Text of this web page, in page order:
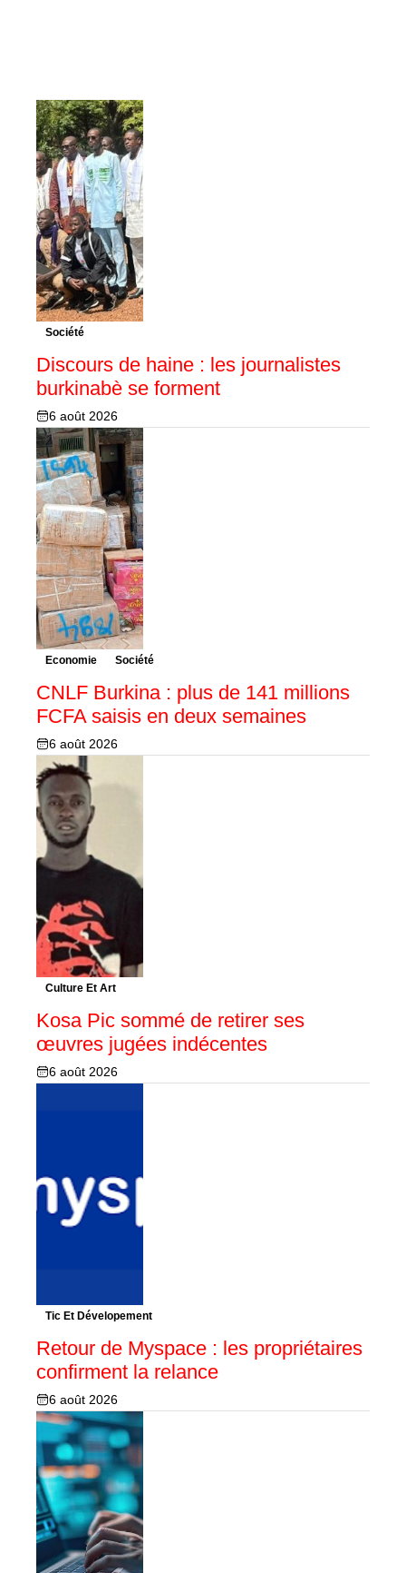
Société
Discours de haine : les journalistes
burkinabè se forment
6 août 2026
Economie Société
CNLF Burkina : plus de 141 millions
FCFA saisis en deux semaines
6 août 2026
Culture Et Art
Kosa Pic sommé de retirer ses
œuvres jugées indécentes
6 août 2026
Tic Et Dévelopement
Retour de Myspace : les propriétaires
confirment la relance
6 août 2026